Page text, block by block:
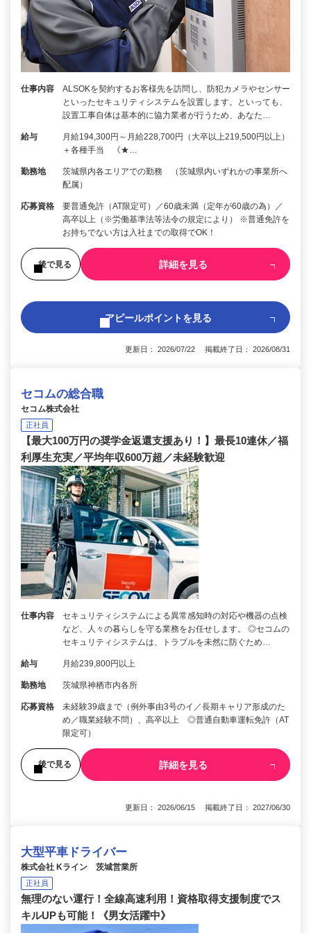
仕事内容
ALSOKを契約するお客様先を訪問し、防犯カメラやセンサー
といったセキュリティシステムを設置します。といっても、
設置工事自体は基本的に協力業者が行うため、あなた…
給与
月給194,300円～月給228,700円（大卒以上219,500円以上）
＋各種手当 《★…
勤務地
茨城県内各エリアでの勤務 （茨城県内いずれかの事業所へ
配属）
応募資格
要普通免許（AT限定可）／60歳未満（定年が60歳の為）／
高卒以上（※労働基準法等法令の規定により） ※普通免許を
お持ちでない方は入社までの取得でOK！
後で見る 詳細を見る
アピールポイントを見る
更新日： 2026/07/22 掲載終了日： 2026/08/31
セコムの総合職
セコム株式会社
正社員
【最大100万円の奨学金返還支援あり！】最長10連休／福
利厚生充実／平均年収600万超／未経験歓迎
仕事内容
セキュリティシステムによる異常感知時の対応や機器の点検
など、人々の暮らしを守る業務をお任せします。 ◎セコムの
セキュリティシステムは、トラブルを未然に防ぐため…
給与 月給239,800円以上
勤務地 茨城県神栖市内各所
応募資格
未経験39歳まで（例外事由3号のイ／長期キャリア形成のた
め／職業経験不問）、高卒以上 ◎普通自動車運転免許（AT
限定可）
後で見る 詳細を見る
更新日： 2026/06/15 掲載終了日： 2027/06/30
大型平車ドライバー
株式会社 Kライン 茨城営業所
正社員
無理のない運行！全線高速利用！資格取得支援制度でス
キルUPも可能！《男女活躍中》